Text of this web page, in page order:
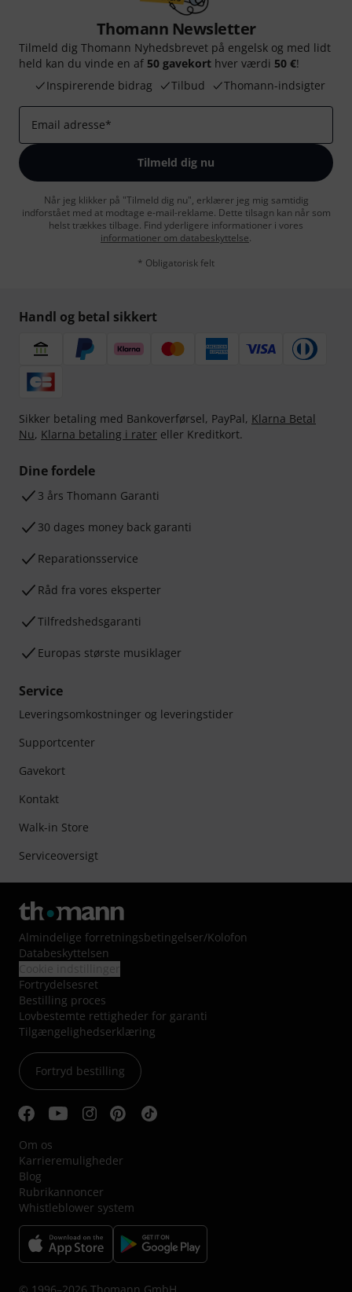
Thomann Newsletter
Tilmeld dig Thomann Nyhedsbrevet på engelsk og med lidt
held kan du vinde en af 50 gavekort hver værdi 50 €!
Inspirerende bidrag
Tilbud Thomann-indsigter
Email adresse*
Tilmeld dig nu
Når jeg klikker på "Tilmeld dig nu", erklærer jeg mig samtidig
indforstået med at modtage e-mail-reklame. Dette tilsagn kan når som
helst trækkes tilbage. Find yderligere informationer i vores
informationer om databeskyttelse.
* Obligatorisk felt
Handl og betal sikkert
Sikker betaling med Bankoverførsel, PayPal, Klarna Betal
Nu, Klarna betaling i rater eller Kreditkort.
Dine fordele
3 års Thomann Garanti
30 dages money back garanti
Reparationsservice
Råd fra vores eksperter
Tilfredshedsgaranti
Europas største musiklager
Service
Leveringsomkostninger og leveringstider
Supportcenter
Gavekort
Kontakt
Walk-in Store
Serviceoversigt
Almindelige forretningsbetingelser/Kolofon
Databeskyttelsen
Fortrydelsesret
Bestilling proces
Lovbestemte rettigheder for garanti
Tilgængelighedserklæring
Fortryd bestilling
Om os
Karrieremuligheder
Blog
Rubrikannoncer
Whistleblower system